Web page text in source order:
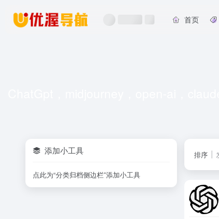
首页
排序
添加小工具
点此为“分类归档侧边栏”添加小工具